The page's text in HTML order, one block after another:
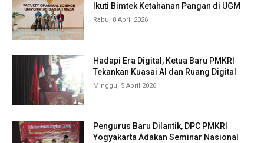
Ikuti Bimtek Ketahanan Pangan di UGM
Rabu, 8 April 2026
Hadapi Era Digital, Ketua Baru PMKRI
Tekankan Kuasai AI dan Ruang Digital
Minggu, 5 April 2026
Pengurus Baru Dilantik, DPC PMKRI
Yogyakarta Adakan Seminar Nasional